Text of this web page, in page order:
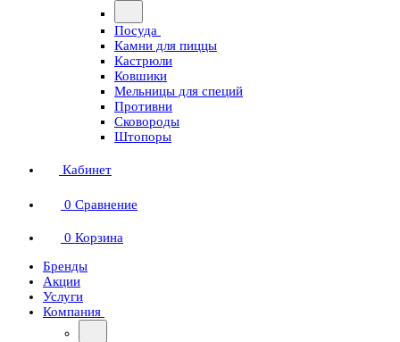
Посуда
Камни для пиццы
Кастрюли
Ковшики
Мельницы для специй
Противни
Сковороды
Штопоры
Кабинет
0 Сравнение
0 Корзина
Бренды
Акции
Услуги
Компания